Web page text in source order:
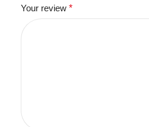
Your review *